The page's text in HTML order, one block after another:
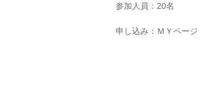
参加人員：20名
申し込み：ＭＹペー